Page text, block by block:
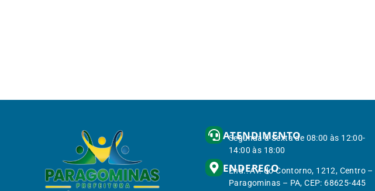
ATENDIMENTO
Segunda à Sexta de 08:00 às 12:00-
14:00 às 18:00
ENDEREÇO
End.: Av. do Contorno, 1212, Centro –
Paragominas – PA, CEP: 68625-445